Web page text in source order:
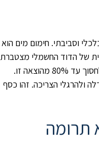
וסביבתי. חימום מים הוא
של הדוד החשמלי מצטברת
מבית טוב יכולה לחסוך עד 80% מהוצאה זו.
למשפחה, בהתאם לגודלה ולהרגלי הצריכה. זהו כסף
תרומה